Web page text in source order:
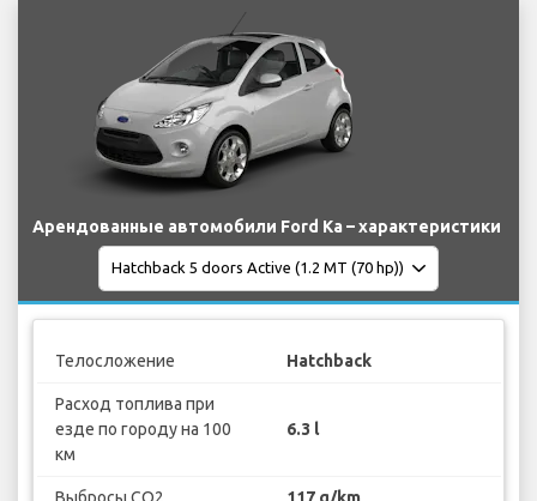
Арендованные автомобили Ford Ka – характеристики
Телосложение Hatchback
Расход топлива при
езде по городу на 100
км
6.3 l